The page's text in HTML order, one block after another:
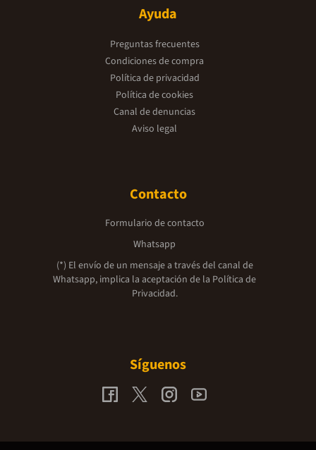
Ayuda
Preguntas frecuentes
Condiciones de compra
Política de privacidad
Política de cookies
Canal de denuncias
Aviso legal
Contacto
Formulario de contacto
Whatsapp
(*) El envío de un mensaje a través del canal de
Whatsapp, implica la aceptación de la Política de
Privacidad.
Síguenos